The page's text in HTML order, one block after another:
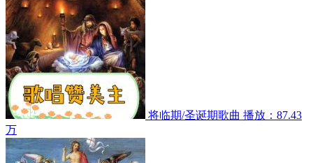
将临期/圣诞期歌曲 播放：87.43
万